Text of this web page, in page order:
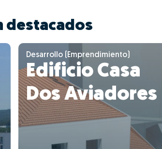
destacados
Desarrollo (Emprendimiento)
Edificio Casa
Dos Aviadores